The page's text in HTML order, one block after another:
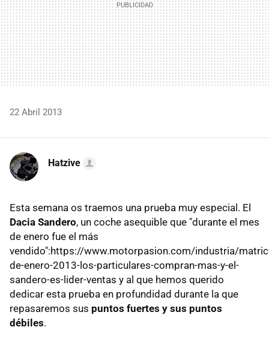
22 Abril 2013
Hatzive
Esta semana os traemos una prueba muy especial. El
Dacia Sandero, un coche asequible que "durante el mes
de enero fue el más
vendido":https://www.motorpasion.com/industria/
de-enero-2013-los-particulares-compran-mas-y-el-
sandero-es-lider-ventas y al que hemos querido
dedicar esta prueba en profundidad durante la que
repasaremos sus puntos fuertes y sus puntos
débiles.